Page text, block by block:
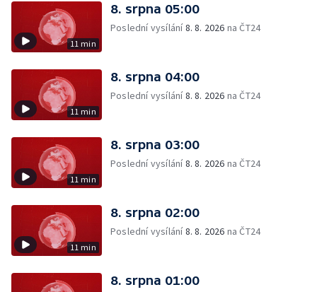
11 min
8. srpna 05:00
Poslední vysílání8. 8. 2026 na ČT24
11 min
8. srpna 04:00
Poslední vysílání8. 8. 2026 na ČT24
11 min
8. srpna 03:00
Poslední vysílání8. 8. 2026 na ČT24
11 min
8. srpna 02:00
Poslední vysílání8. 8. 2026 na ČT24
8. srpna 01:00